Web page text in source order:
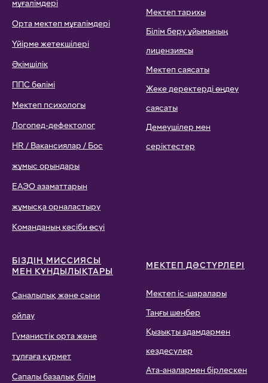
мұғалімдері
Орта мектеп мұғалімдері
Үйірме жетекшілері
Әкімшілік
ППС бөлімі
Мектеп психологы
Логопед-дефектолог
HR / Вакансиялар / Бос
жұмыс орындары
ЕАЭО азаматтарын
жұмысқа орналастыру
Команданың кәсіби өсуі
Мектеп тарихы
Білім беру ұйымының
лицензиясы
Мектеп саясаты
Жеке деректерді өңдеу
саясаты
Демеушілер мен
серіктестер
БІЗДІҢ МИССИЯСЫ
МЕН ҚҰНДЫЛЫҚТАРЫ
Саналылық және сыни
ойлау
Гуманистік орта және
тұлғаға құрмет
Сапалы базалық білім
МЕКТЕП ДӘСТҮРЛЕРІ
Мектеп іс-шаралары
Таңғы шеңбер
Қызықты адамдармен
кездесулер
Ата-аналармен бірлескен